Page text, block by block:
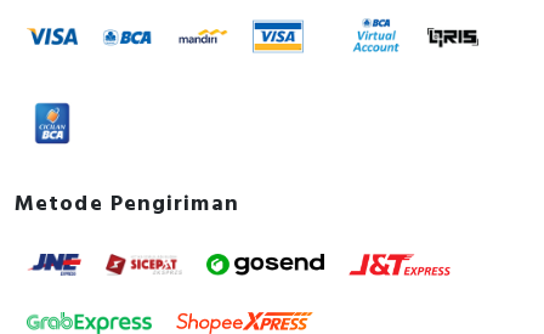
Metode Pengiriman